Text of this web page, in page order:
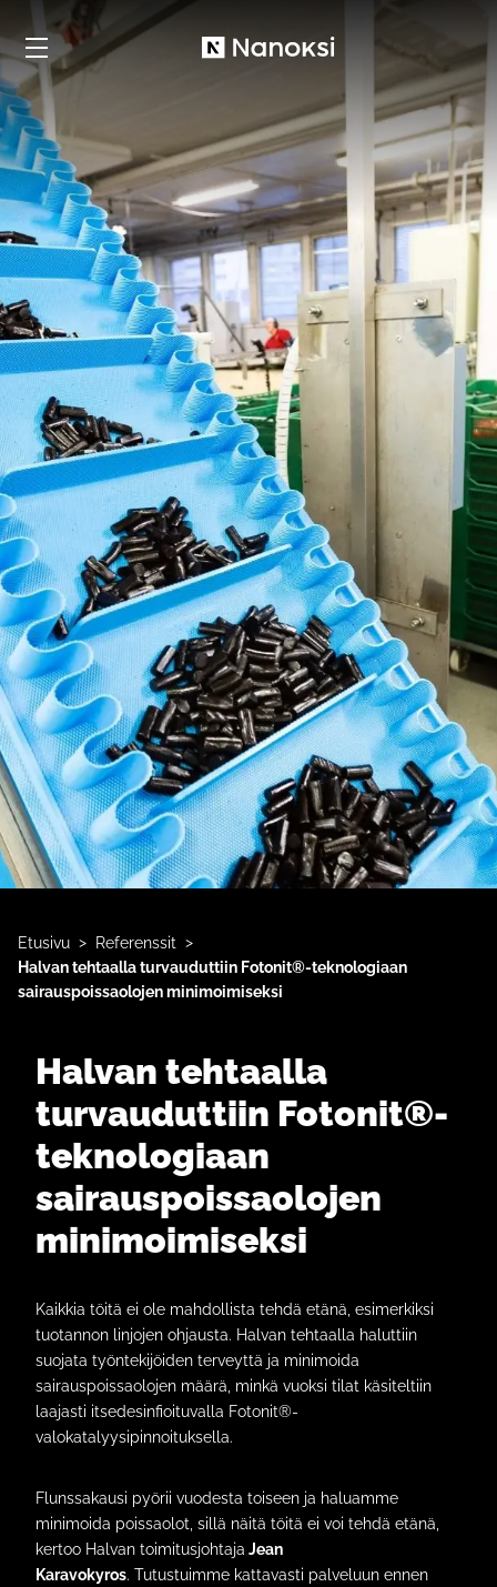
Etusivu > Referenssit >
Halvan tehtaalla turvauduttiin Fotonit®-teknologiaan
sairauspoissaolojen minimoimiseksi
Halvan tehtaalla
turvauduttiin Fotonit®-
teknologiaan
sairauspoissaolojen
minimoimiseksi
Kaikkia töitä ei ole mahdollista tehdä etänä, esimerkiksi
tuotannon linjojen ohjausta. Halvan tehtaalla haluttiin
suojata työntekijöiden terveyttä ja minimoida
sairauspoissaolojen määrä, minkä vuoksi tilat käsiteltiin
laajasti itsedesinfioituvalla Fotonit®-
valokatalyysipinnoituksella.
Flunssakausi pyörii vuodesta toiseen ja haluamme
minimoida poissaolot, sillä näitä töitä ei voi tehdä etänä,
kertoo Halvan toimitusjohtaja Jean
Karavokyros. Tutustuimme kattavasti palveluun ennen